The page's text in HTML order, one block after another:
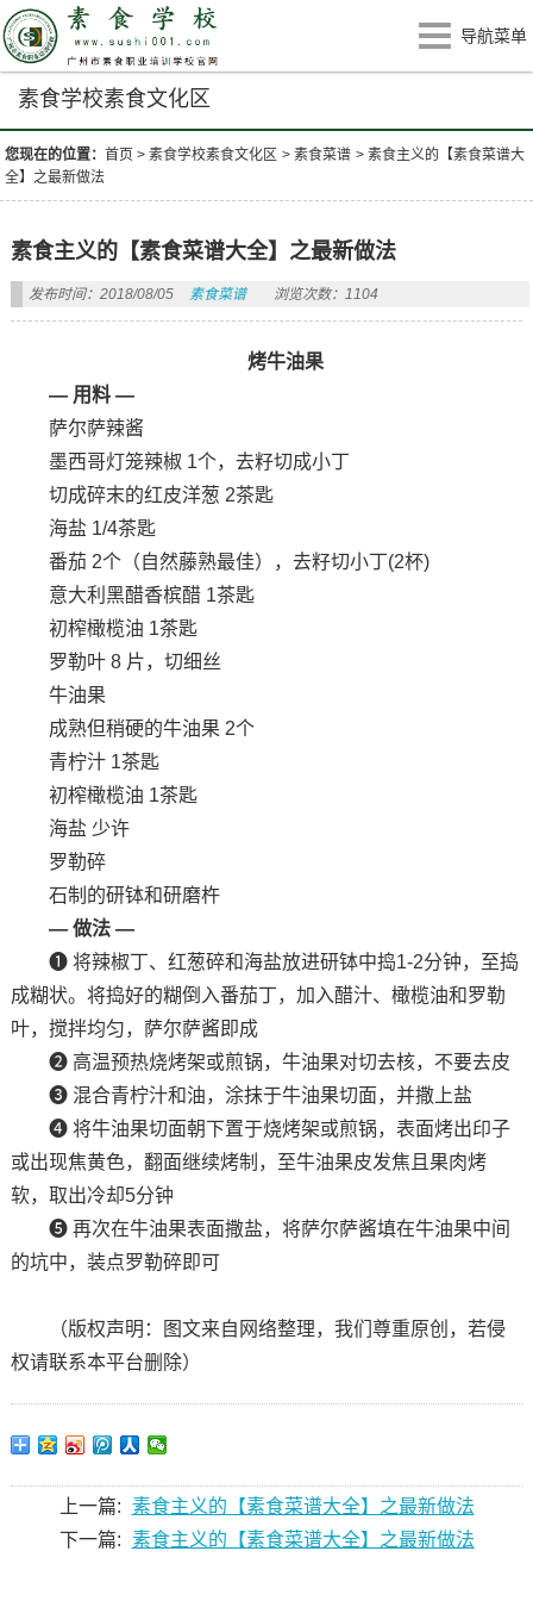
导航菜单
素食学校素食文化区
您现在的位置：首页 >素食学校素食文化区 >素食菜谱 >素食主义的【素食菜谱大
全】之最新做法
素食主义的【素食菜谱大全】之最新做法
发布时间：2018/08/05 素食菜谱 浏览次数：1104
烤牛油果
— 用料 —
萨尔萨辣酱
墨西哥灯笼辣椒 1个，去籽切成小丁
切成碎末的红皮洋葱 2茶匙
海盐 1/4茶匙
番茄 2个（自然藤熟最佳），去籽切小丁(2杯)
意大利黑醋香槟醋 1茶匙
初榨橄榄油 1茶匙
罗勒叶 8 片，切细丝
牛油果
成熟但稍硬的牛油果 2个
青柠汁 1茶匙
初榨橄榄油 1茶匙
海盐 少许
罗勒碎
石制的研钵和研磨杵
— 做法 —
❶ 将辣椒丁、红葱碎和海盐放进研钵中捣1-2分钟，至捣
成糊状。将捣好的糊倒入番茄丁，加入醋汁、橄榄油和罗勒
叶，搅拌均匀，萨尔萨酱即成
❷ 高温预热烧烤架或煎锅，牛油果对切去核，不要去皮
❸ 混合青柠汁和油，涂抹于牛油果切面，并撒上盐
❹ 将牛油果切面朝下置于烧烤架或煎锅，表面烤出印子
或出现焦黄色，翻面继续烤制，至牛油果皮发焦且果肉烤
软，取出冷却5分钟
❺ 再次在牛油果表面撒盐，将萨尔萨酱填在牛油果中间
的坑中，装点罗勒碎即可
（版权声明：图文来自网络整理，我们尊重原创，若侵
权请联系本平台删除）
上一篇: 素食主义的【素食菜谱大全】之最新做法
下一篇: 素食主义的【素食菜谱大全】之最新做法